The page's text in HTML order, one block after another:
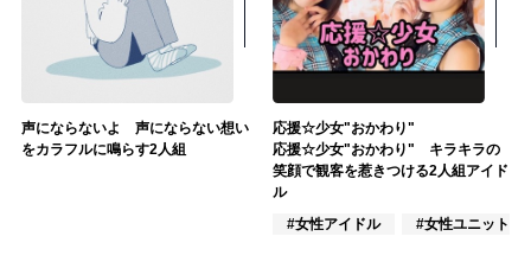
声にならないよ 声にならない想い
をカラフルに鳴らす2人組
応援☆少女"おかわり"
応援☆少女"おかわり" キラキラの
笑顔で観客を惹きつける2人組アイド
ル
#女性アイドル
#女性ユニット